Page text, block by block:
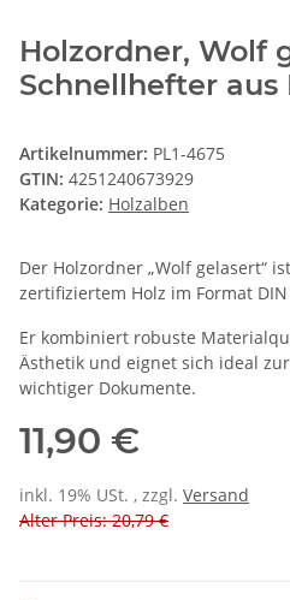
Holzordner, Wolf
Schnellhefter aus
Artikelnummer: PL1-4675
GTIN: 4251240673929
Kategorie: Holzalben
Der Holzordner „Wolf gelasert“
zertifiziertem Holz im Format DIN
Er kombiniert robuste
Ästhetik und eignet sich ideal
wichtiger Dokumente.
11,90 €
inkl. 19% USt. , zzgl. Versand
Alter Preis: 20,79 €